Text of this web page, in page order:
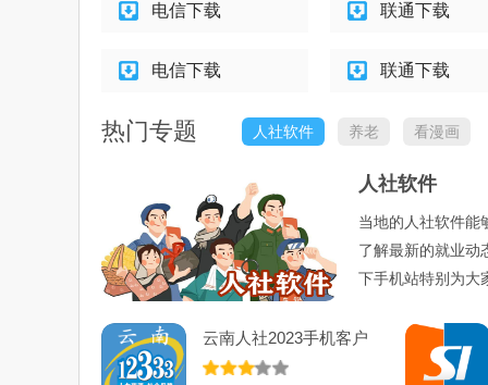
电信下载 联通下载
电信下载 联通下载
热门专题 人社软件 养老 看漫画
人社软件
当地的人社软件能
了解最新的就业动
下手机站特别为大
云南人社2023手机客户
端appv2.90